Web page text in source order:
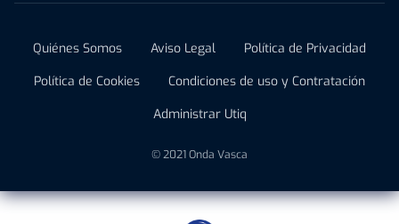
Quiénes Somos Aviso Legal
Política de Privacidad
Política de Cookies
Condiciones de uso y Contratación
Administrar Utiq
© 2021 Onda Vasca